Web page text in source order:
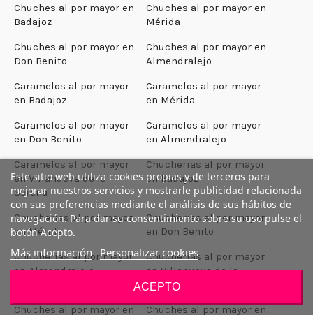
Chuches al por mayor en
Badajoz
Chuches al por mayor en
Mérida
Chuches al por mayor en
Don Benito
Chuches al por mayor en
Almendralejo
Caramelos al por mayor
en Badajoz
Caramelos al por mayor
en Mérida
Caramelos al por mayor
en Don Benito
Caramelos al por mayor
en Almendralejo
Caramelos al por mayor
en Villanueva de la
Serena
Chucherias al por mayor
en Badajoz
Chucherias al por mayor
en Mérida
Chucherias al por mayor
en Don Benito
Chucherias al por mayor
en Almendralejo
Chucherias al por mayor
en Villanueva de la
Serena
Chuches al por mayor en
Chuches al por mayor en
Este sitio web utiliza cookies propias y de terceros para
mejorar nuestros servicios y mostrarle publicidad relacionada
con sus preferencias mediante el análisis de sus hábitos de
navegación. Para dar su consentimiento sobre su uso pulse el
botón Acepto.
Más información Personalizar cookies
ACEPTO